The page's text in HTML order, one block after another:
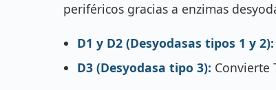
periféricos gracias a enzimas
D1 y D2 (Desyodasas tipos 1 y 2):
D3 (Desyodasa tipo 3): Convierte